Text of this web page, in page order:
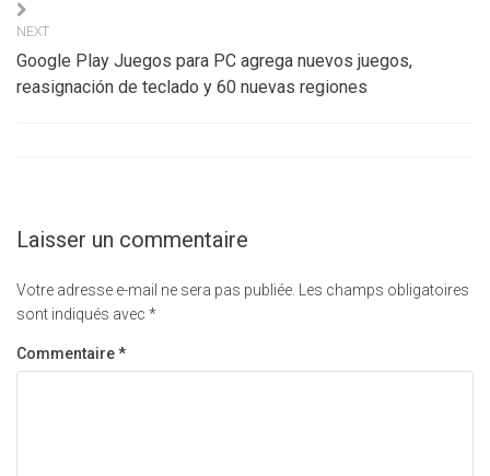
NEXT
Google Play Juegos para PC agrega nuevos juegos,
reasignación de teclado y 60 nuevas regiones
Laisser un commentaire
Votre adresse e-mail ne sera pas publiée.
Les champs obligatoires
sont indiqués avec *
Commentaire*